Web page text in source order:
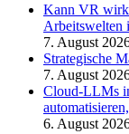
Kann VR
Arbeitswelten
7. August
Strategische
7. August
Cloud-LLMs
6. August